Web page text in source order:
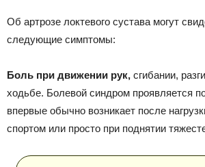
Об артрозе локтевого сустава могут
следующие симптомы:
Боль при движении рук, сгибании,
ходьбе. Болевой синдром проявляется
впервые обычно возникает после
спортом или просто при поднятии